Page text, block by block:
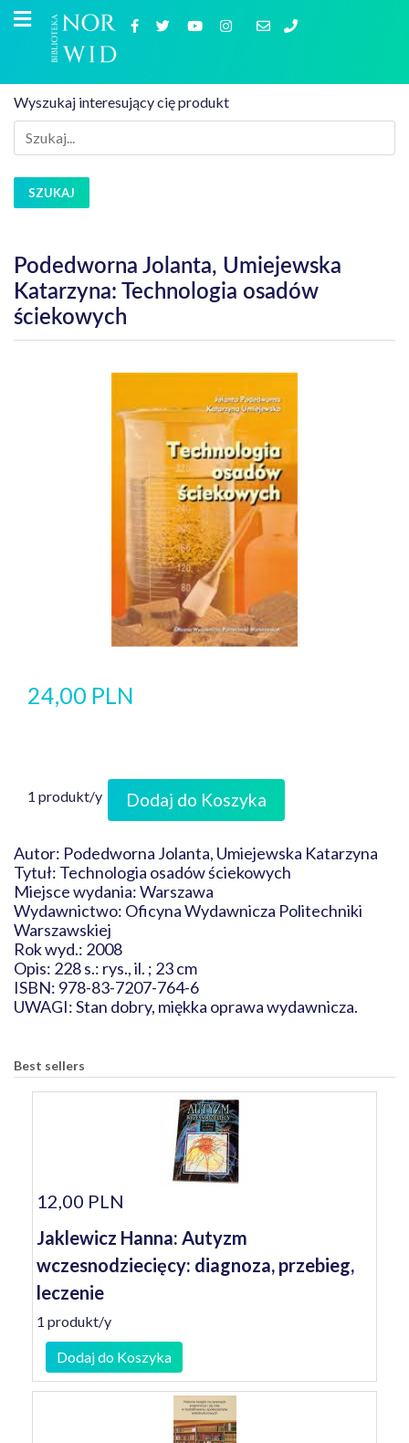
Wyszukaj interesujący cię produkt
SZUKAJ
Podedworna Jolanta, Umiejewska
Katarzyna: Technologia osadów
ściekowych
24,00 PLN
1 produkt/y Dodaj do Koszyka
Autor: Podedworna Jolanta, Umiejewska Katarzyna
Tytuł: Technologia osadów ściekowych
Miejsce wydania: Warszawa
Wydawnictwo: Oficyna Wydawnicza Politechniki
Warszawskiej
Rok wyd.: 2008
Opis: 228 s.: rys., il. ; 23 cm
ISBN: 978-83-7207-764-6
UWAGI: Stan dobry, miękka oprawa wydawnicza.
Best sellers
12,00 PLN
Jaklewicz Hanna: Autyzm
wczesnodziecięcy: diagnoza, przebieg,
leczenie
1 produkt/y
Dodaj do Koszyka